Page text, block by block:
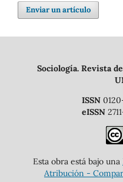
Enviar un artículo
Sociología. Revista
ISSN
eISSN
Esta obra está bajo una
Atribución -